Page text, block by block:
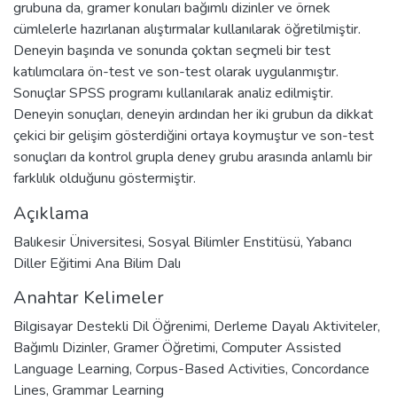
grubuna da, gramer konuları bağımlı dizinler ve örnek
cümlelerle hazırlanan alıştırmalar kullanılarak öğretilmiştir.
Deneyin başında ve sonunda çoktan seçmeli bir test
katılımcılara ön-test ve son-test olarak uygulanmıştır.
Sonuçlar SPSS programı kullanılarak analiz edilmiştir.
Deneyin sonuçları, deneyin ardından her iki grubun da dikkat
çekici bir gelişim gösterdiğini ortaya koymuştur ve son-test
sonuçları da kontrol grupla deney grubu arasında anlamlı bir
farklılık olduğunu göstermiştir.
Açıklama
Balıkesir Üniversitesi, Sosyal Bilimler Enstitüsü, Yabancı
Diller Eğitimi Ana Bilim Dalı
Anahtar Kelimeler
Bilgisayar Destekli Dil Öğrenimi, Derleme Dayalı Aktiviteler,
Bağımlı Dizinler, Gramer Öğretimi, Computer Assisted
Language Learning, Corpus-Based Activities, Concordance
Lines, Grammar Learning